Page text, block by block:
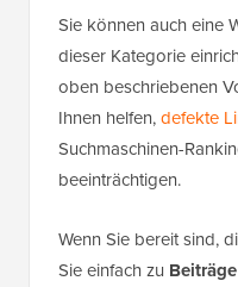
Sie können auch eine
dieser Kategorie
oben beschriebenen
Ihnen helfen,defekte
Suchmaschinen-
beeinträchtigen.
Wenn Sie bereit sind,
Sie einfach zu